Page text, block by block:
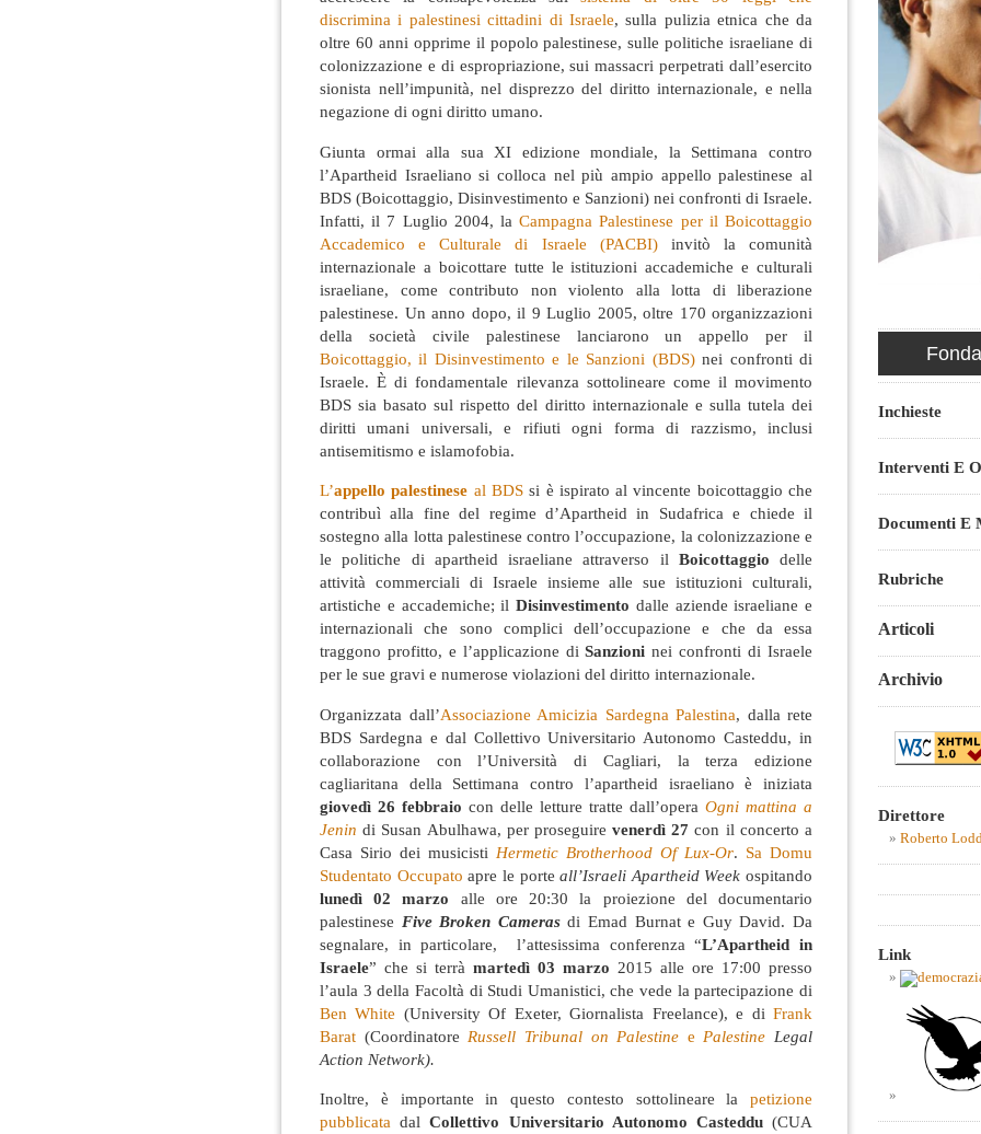
discrimina i palestinesi cittadini di Israele, sulla pulizia etnica che da
oltre 60 anni opprime il popolo palestinese, sulle politiche israeliane di
colonizzazione e di espropriazione, sui massacri perpetrati dall’esercito
sionista nell’impunità, nel disprezzo del diritto internazionale, e nella
negazione di ogni diritto umano.
Giunta ormai alla sua XI edizione mondiale, la Settimana contro
l’Apartheid Israeliano si colloca nel più ampio appello palestinese al
BDS (Boicottaggio, Disinvestimento e Sanzioni) nei confronti di Israele.
Infatti, il 7 Luglio 2004, laCampagna Palestinese per il Boicottaggio
Accademico e Culturale di Israele (PACBI)invitò la comunità
internazionale a boicottare tutte le istituzioni accademiche e culturali
israeliane, come contributo non violento alla lotta di liberazione
palestinese. Un anno dopo, il 9 Luglio 2005, oltre 170 organizzazioni
della società civile palestinese lanciarono un appello per il
Boicottaggio, il Disinvestimento e le Sanzioni (BDS)nei confronti di
Israele. È di fondamentale rilevanza sottolineare come il movimento
BDS sia basato sul rispetto del diritto internazionale e sulla tutela dei
diritti umani universali, e rifiuti ogni forma di razzismo, inclusi
antisemitismo e islamofobia.
L’appello palestinese al BDSsi è ispirato al vincente boicottaggio che
contribuì alla fine del regime d’Apartheid in Sudafrica e chiede il
sostegno alla lotta palestinese contro l’occupazione, la colonizzazione e
le politiche di apartheid israeliane attraverso il Boicottaggio delle
attività commerciali di Israele insieme alle sue istituzioni culturali,
artistiche e accademiche; il Disinvestimento dalle aziende israeliane e
internazionali che sono complici dell’occupazione e che da essa
traggono profitto, e l’applicazione diSanzioni nei confronti di Israele
per le sue gravi e numerose violazioni del diritto internazionale.
Organizzata dall’Associazione Amicizia Sardegna Palestina, dalla rete
BDS Sardegna e dal Collettivo Universitario Autonomo Casteddu, in
collaborazione con l’Università di Cagliari, la terza edizione
cagliaritana della Settimana contro l’apartheid israeliano è iniziata
giovedì 26 febbraio con delle letture tratte dall’opera Ogni mattina a
Jenin di Susan Abulhawa, per proseguirevenerdì 27 con il concerto a
Casa Sirio dei musicisti Hermetic Brotherhood Of Lux-Or. Sa Domu
Studentato Occupato apre le porteall’Israeli Apartheid Week ospitando
lunedì 02 marzo alle ore 20:30 la proiezione del documentario
palestinese Five Broken Camerasdi Emad Burnat e Guy David. Da
segnalare, in particolare, l’attesissima conferenza “L’Apartheid in
Israele” che si terrà martedì 03 marzo 2015 alle ore 17:00 presso
l’aula 3 della Facoltà di Studi Umanistici, che vede la partecipazione di
Ben White (University Of Exeter, Giornalista Freelance), e diFrank
Barat (Coordinatore Russell Tribunal on Palestine e Palestine Legal
Action Network).
Inoltre, è importante in questo contesto sottolineare la petizione
pubblicata dalCollettivo Universitario Autonomo Casteddu(CUA
Inchieste
Interventi E
Documenti E
Rubriche
Articoli
Archivio
Direttore
Roberto
Link